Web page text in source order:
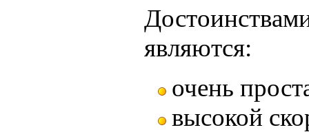
являются:
очень
высокой